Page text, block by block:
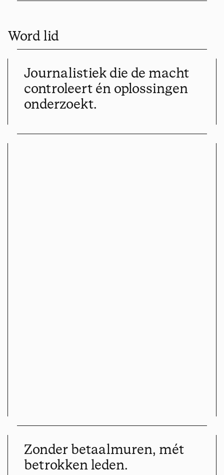
Word lid
Journalistiek die de macht
controleert én oplossingen
onderzoekt.
Zonder betaalmuren, mét
betrokken leden.